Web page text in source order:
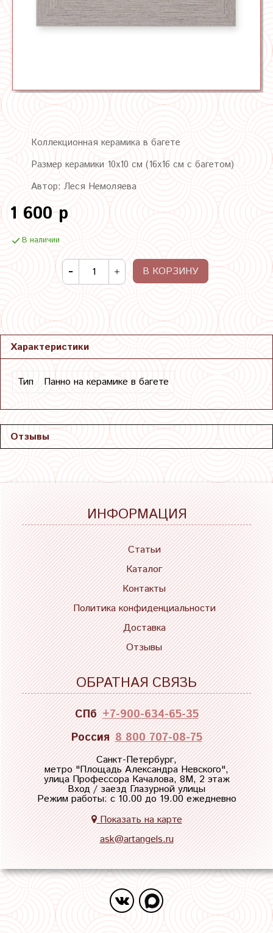
Коллекционная керамика в багете
Размер керамики 10х10 см (16х16 см с багетом)
Автор: Леся Немоляева
1 600 р
В наличии
В КОРЗИНУ
Характеристики
Тип Панно на керамике в багете
Отзывы
ИНФОРМАЦИЯ
Статьи
Каталог
Контакты
Политика конфиденциальности
Доставка
Отзывы
ОБРАТНАЯ СВЯЗЬ
СПб +7-900-634-65-35
Россия 8 800 707-08-75
Санкт-Петербург,
метро "Площадь Александра Невского",
улица Профессора Качалова, 8М, 2 этаж
Вход / заезд Глазурной улицы
Режим работы: с 10.00 до 19.00 ежедневно
Показать на карте
ask@artangels.ru